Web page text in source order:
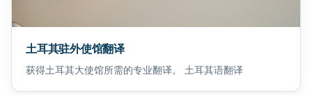
土耳其驻外使馆翻译
获得土耳其大使馆所需的专业翻译。 土耳其语翻译